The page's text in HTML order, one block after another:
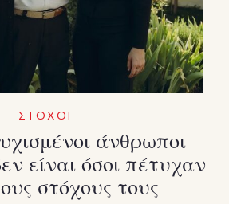
ΣΤΟΧΟΙ
άνθρωποι
είναι όσοι πέτυχαν
στόχους τους